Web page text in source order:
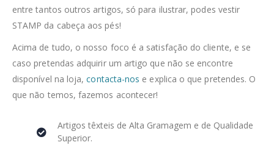
entre tantos outros artigos, só para ilustrar, podes vestir
STAMP da cabeça aos pés!
Acima de tudo, o nosso foco é a satisfação do cliente, e se
caso pretendas adquirir um artigo que não se encontre
disponível na loja,contacta-nos e explica o que pretendes. O
que não temos, fazemos acontecer!
Artigos têxteis de Alta Gramagem e de Qualidade
Superior.